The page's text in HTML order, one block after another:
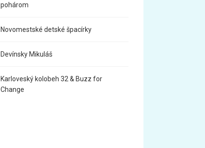
pohárom
Novomestské detské špacírky
Devínsky Mikuláš
Karloveský kolobeh 32 & Buzz for
Change